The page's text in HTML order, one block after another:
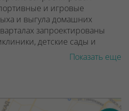
и игровые
и выгула домашних
запроектированы
детские сады и
Комнаты правильной
разместить всю
панорамному
Показать еще